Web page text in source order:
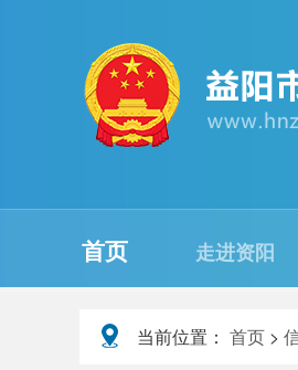
首页 走进资阳
当前位置： 首页 >